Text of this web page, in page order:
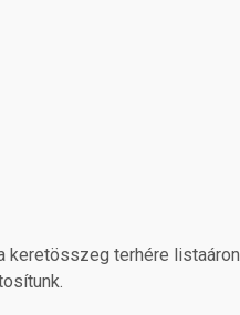
keretösszeg terhére listaáron